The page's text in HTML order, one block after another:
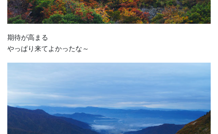
期待が高まる
やっぱり来てよかったな～